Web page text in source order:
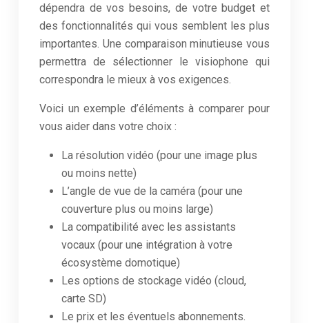
dépendra de vos besoins, de votre budget et
des fonctionnalités qui vous semblent les plus
importantes. Une comparaison minutieuse vous
permettra de sélectionner le visiophone qui
correspondra le mieux à vos exigences.
Voici un exemple d’éléments à comparer pour
vous aider dans votre choix :
La résolution vidéo (pour une image plus
ou moins nette)
L’angle de vue de la caméra (pour une
couverture plus ou moins large)
La compatibilité avec les assistants
vocaux (pour une intégration à votre
écosystème domotique)
Les options de stockage vidéo (cloud,
carte SD)
Le prix et les éventuels abonnements.